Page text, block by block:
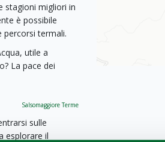
stagioni migliori in
è possibile
percorsi termali.
utile a
La pace dei
Salsomaggiore Terme
sulle
esplorare il